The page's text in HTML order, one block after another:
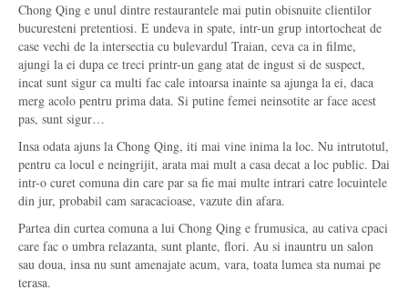
Chong Qing e unul dintre restaurantele mai putin obisnuite clientilor
bucuresteni pretentiosi. E undeva in spate, intr-un grup intortocheat de
case vechi de la intersectia cu bulevardul Traian, ceva ca in filme,
ajungi la ei dupa ce treci printr-un gang atat de ingust si de suspect,
incat sunt sigur ca multi fac cale intoarsa inainte sa ajunga la ei, daca
merg acolo pentru prima data. Si putine femei neinsotite ar face acest
pas, sunt sigur…
Insa odata ajuns la Chong Qing, iti mai vine inima la loc. Nu intrutotul,
pentru ca locul e neingrijit, arata mai mult a casa decat a loc public. Dai
intr-o curet comuna din care par sa fie mai multe intrari catre locuintele
din jur, probabil cam saracacioase, vazute din afara.
Partea din curtea comuna a lui Chong Qing e frumusica, au cativa cpaci
care fac o umbra relazanta, sunt plante, flori. Au si inauntru un salon
sau doua, insa nu sunt amenajate acum, vara, toata lumea sta numai pe
terasa.